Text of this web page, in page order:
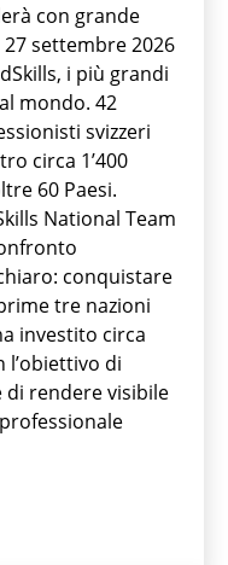
con grande
settembre 2026
i più grandi
mondo. 42
svizzeri
circa 1’400
60 Paesi.
National Team
conquistare
tre nazioni
investito circa
l’obiettivo di
di rendere visibile